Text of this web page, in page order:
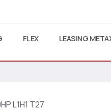
FLEX LEASING
L1H1 T27